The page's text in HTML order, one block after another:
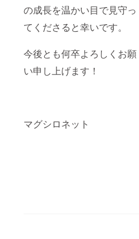
の成長を温かい目で見守っ
てくださると幸いです。
今後とも何卒よろしくお願
い申し上げます！
マグシロネット